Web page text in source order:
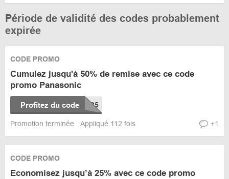
Période de validité des codes probablement
expirée
CODE PROMO
Cumulez jusqu'à 50% de remise avec ce code
promo Panasonic
Profitez du code
Promotion terminée Appliqué 112 fois +1
CODE PROMO
Economisez jusqu’à 25% avec ce code promo